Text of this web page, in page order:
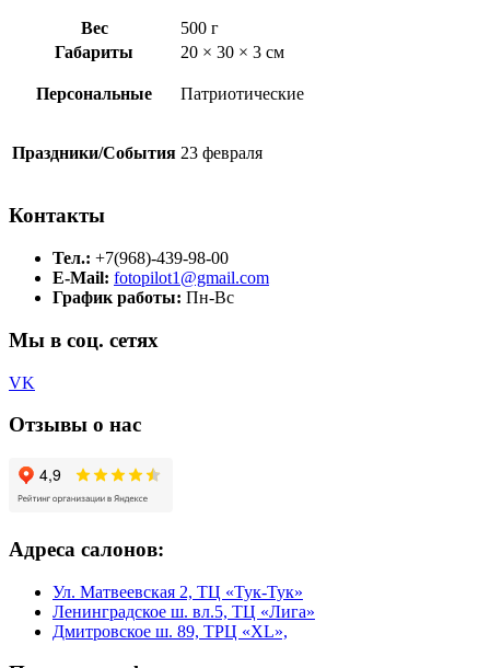
Вес
500 г
Габариты
20 × 30 × 3 см
Персональные Патриотические
Праздники/События 23 февраля
Контакты
Тел.: +7(968)-439-98-00
E-Mail: fotopilot1@gmail.com
График работы: Пн-Вс
Мы в соц. сетях
VK
Отзывы о нас
Адреса салонов:
Ул. Матвеевская 2, ТЦ «Тук-Тук»
Ленинградское ш. вл.5, ТЦ «Лига»
Дмитровское ш. 89, ТРЦ «XL»,